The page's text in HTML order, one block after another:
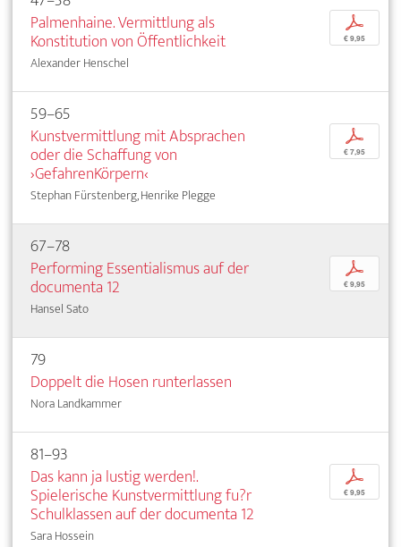
Palmenhaine. Vermittlung als
Konstitution von Öffentlichkeit
Alexander Henschel
p
€ 9,95
59–65
Kunstvermittlung mit Absprachen
oder die Schaffung von
›GefahrenKörpern‹
Stephan Fürstenberg, Henrike Plegge
p
€ 7,95
67–78
Performing Essentialismus auf der
documenta 12
Hansel Sato
p
€ 9,95
79
Doppelt die Hosen runterlassen
Nora Landkammer
81–93
Das kann ja lustig werden!.
Spielerische Kunstvermittlung fu?r
Schulklassen auf der documenta 12
Sara Hossein
p
€ 9,95